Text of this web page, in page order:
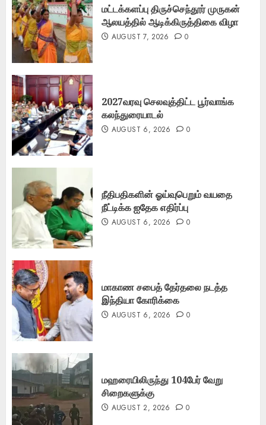
மட்டக்களப்பு திருச்செந்தூர் முருகன்
ஆலயத்தில் ஆடிக்கிருத்திகை விழா
AUGUST 7, 2026 0
2027வரவு செலவுத்திட்ட பூர்வாங்க
கலந்துரையாடல்
AUGUST 6, 2026 0
நீதிபதிகளின் ஓய்வுபெறும் வயதை
நீட்டிக்க ஐதேக எதிர்ப்பு
AUGUST 6, 2026 0
மாகாண சபைத் தேர்தலை நடத்த
இந்தியா கோரிக்கை
AUGUST 6, 2026 0
மஹரையிலிருந்து 104பேர் வேறு
சிறைகளுக்கு
AUGUST 2, 2026 0